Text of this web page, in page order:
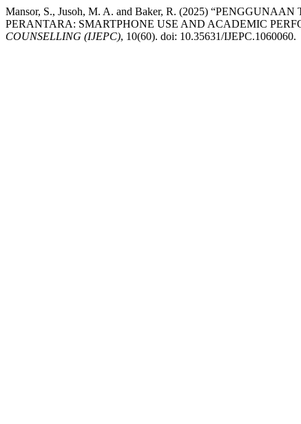
Mansor, S., Jusoh, M. A. and Baker, R. (2025)
PERANTARA: SMARTPHONE USE AND ACADEMIC
COUNSELLING (IJEPC), 10(60). doi: 10.35631/IJEPC.1060060.